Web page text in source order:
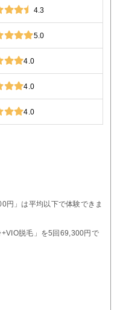
4.3
5.0
4.0
4.0
4.0
円」は平均以下で体験できま
脱毛」を5回69,300円で